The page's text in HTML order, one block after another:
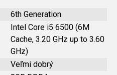
6th Generation
Intel Core i5 6500 (6M
Cache, 3.20 GHz up to 3.60
GHz)
Veľmi dobrý